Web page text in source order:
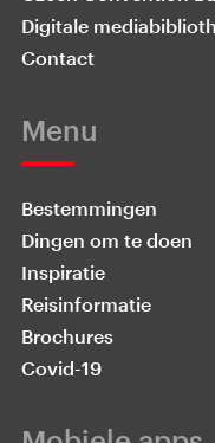
Digitale
Contact
Menu
Bestemmingen
Dingen om te doen
Inspiratie
Reisinformatie
Brochures
Covid-19